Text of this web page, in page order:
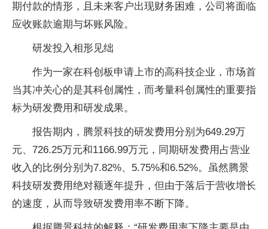
期付款的情形，且未来客户出现财务困难，公司将面临
应收账款逾期与坏账风险。
研发投入相形见绌
作为一家在科创板申请上市的高科技企业，市场首
当其冲关心的是其科创属性，而考量科创属性的重要指
标为研发费用和研发成果。
报告期内，腾景科技的研发费用分别为649.29万
元、726.25万元和1166.99万元，同期研发费用占营业
收入的比例分别为7.82%、5.75%和6.52%。虽然腾景
科技研发费用绝对额逐年提升，但由于落后于营收增长
的速度，从而导致研发费用率不断下降。